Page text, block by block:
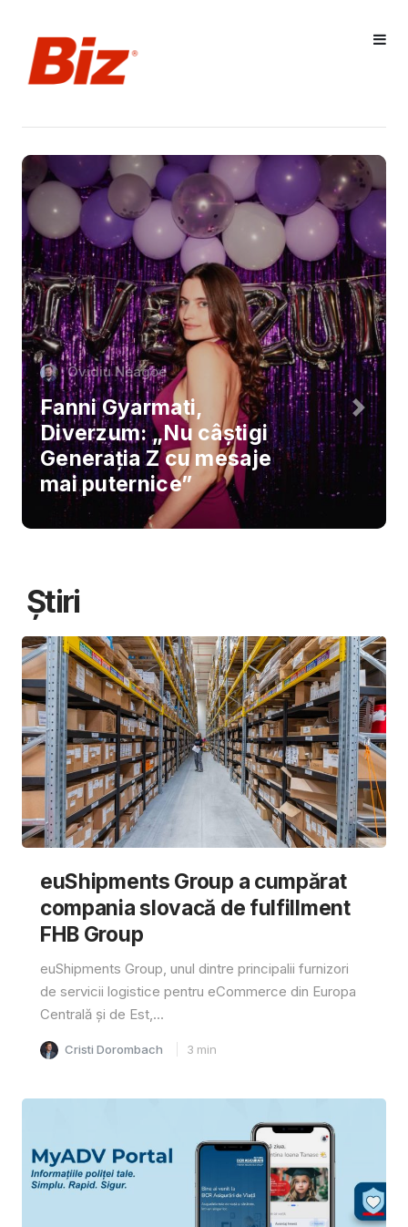
Ovidiu Neagoe
Fanni Gyarmati,
Diverzum: „Nu câștigi
Generația Z cu mesaje
mai puternice”
Știri
euShipments Group a cumpărat
compania slovacă de fulfillment
FHB Group
euShipments Group, unul dintre principalii furnizori
de servicii logistice pentru eCommerce din Europa
Centrală și de Est,...
Cristi Dorombach 3 min